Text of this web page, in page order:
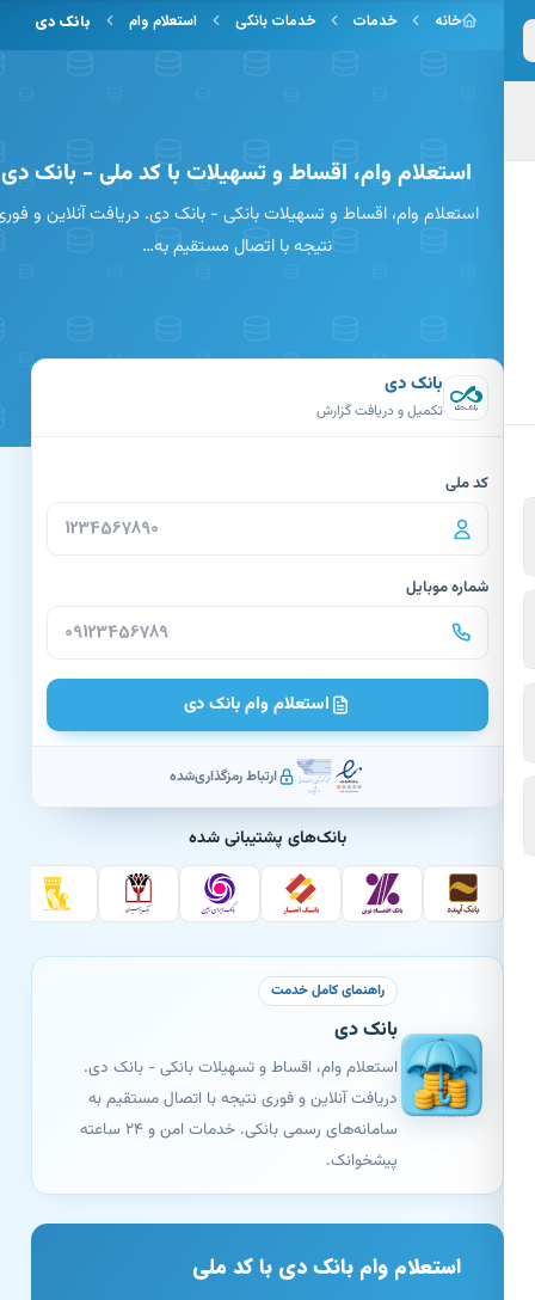
به محتوای اصلی
خانه خدمات خدمات بانکی استعلام وام بانک دی
استعلام وام، اقساط و تسهیلات با کد ملی - بانک دی
استعلام وام، اقساط و تسهیلات بانکی - بانک دی. دریافت آنلاین و فوری
نتیجه با اتصال مستقیم به…
بانک دی
تکمیل و دریافت گزارش
کد ملی
شماره موبایل
استعلام وام بانک دی
ارتباط رمزگذاری‌شده
بانک‌های پشتیبانی شده
راهنمای کامل خدمت
بانک دی
استعلام وام، اقساط و تسهیلات بانکی - بانک دی.
دریافت آنلاین و فوری نتیجه با اتصال مستقیم به
سامانه‌های رسمی بانکی. خدمات امن و ۲۴ ساعته
پیشخوانک.
استعلام وام بانک دی با کد ملی